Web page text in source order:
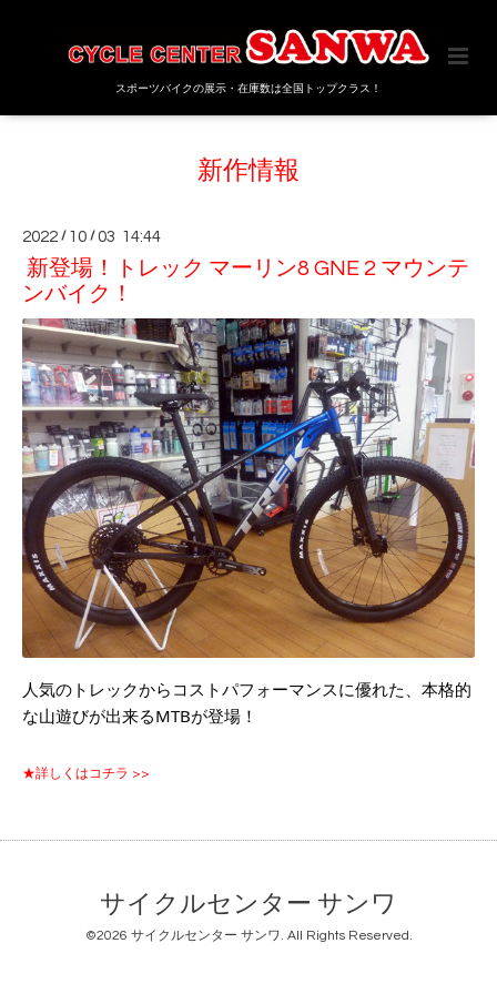
スポーツバイクの展示・在庫数は全国トップクラス！
新作情報
2022 / 10 /03 14:44
新登場！トレック マーリン8 GNE 2 マウンテ
ンバイク！
人気のトレックからコストパフォーマンスに優れた、本格的
な山遊びが出来るMTBが登場！
★詳しくはコチラ >>
サイクルセンター サンワ
©2026 サイクルセンター サンワ. All Rights Reserved.